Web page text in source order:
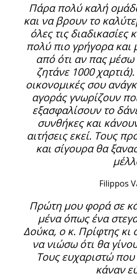
Πάρα πολύ καλή
και να βρουν το
όλες τις διαδικασίες
πολύ πιο γρήγορα και
από ότι αν πας
ζητάνε 1000
οικονομικές σου
αγοράς γνωρίζουν
εξασφαλίσουν το
συνθήκες και
αιτήσεις εκεί. Τους
και σίγουρα θα
Filippos
Πρώτη μου φορά σε
μένα όπως ένα
Δούκα, ο κ. Πρίφτης κι
να νιώσω ότι θα
Τους ευχαριστώ
κάναν